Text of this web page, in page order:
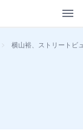
> 横山裕、ストリートビ